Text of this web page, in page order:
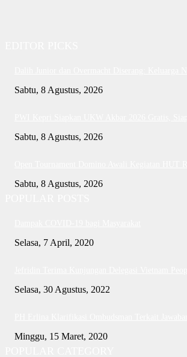
Sabtu, 8 Agustus, 2026
Sabtu, 8 Agustus, 2026
Sabtu, 8 Agustus, 2026
Selasa, 7 April, 2020
Selasa, 30 Agustus, 2022
Minggu, 15 Maret, 2020